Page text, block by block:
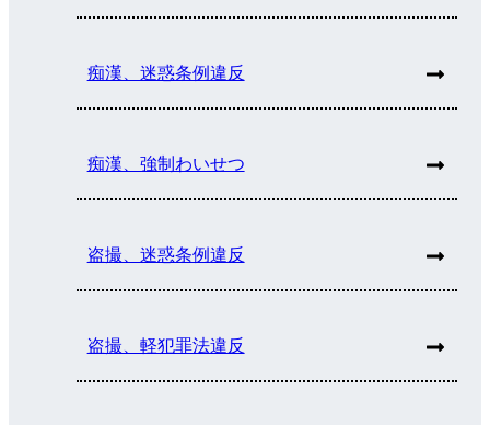
痴漢、迷惑条例違反
痴漢、強制わいせつ
盗撮、迷惑条例違反
盗撮、軽犯罪法違反